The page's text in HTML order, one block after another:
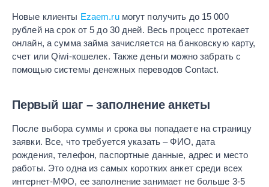
Новые клиенты Ezaem.ru могут получить до 15 000
рублей на срок от 5 до 30 дней. Весь процесс протекает
онлайн, а сумма займа зачисляется на банковскую карту,
счет или Qiwi-кошелек. Также деньги можно забрать с
помощью системы денежных переводов Contact.
Первый шаг – заполнение анкеты
После выбора суммы и срока вы попадаете на страницу
заявки. Все, что требуется указать – ФИО, дата
рождения, телефон, паспортные данные, адрес и место
работы. Это одна из самых коротких анкет среди всех
интернет-МФО, ее заполнение занимает не больше 3-5